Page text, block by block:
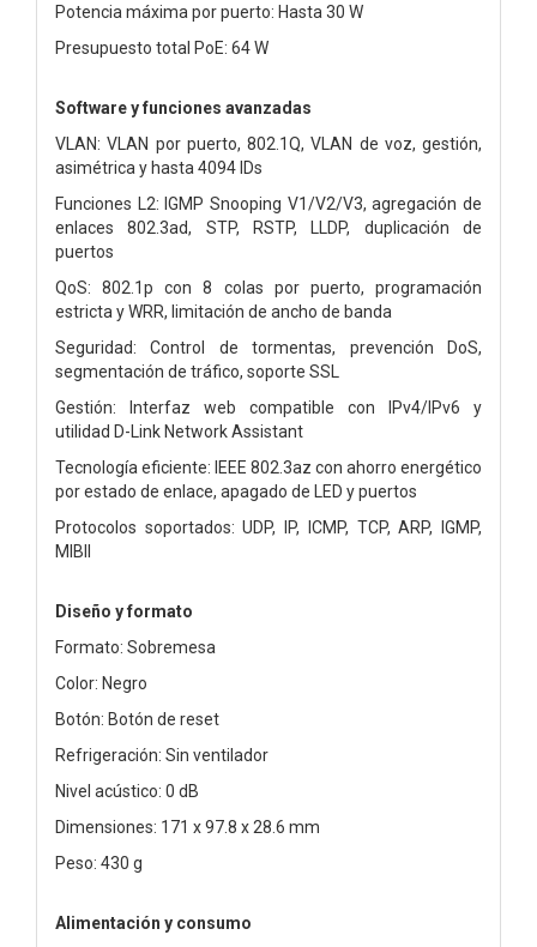
Potencia máxima por puerto: Hasta 30 W
Presupuesto total PoE: 64 W
Software y funciones avanzadas
VLAN: VLAN por puerto, 802.1Q, VLAN de voz, gestión,
asimétrica y hasta 4094 IDs
Funciones L2: IGMP Snooping V1/V2/V3, agregación de
enlaces 802.3ad, STP, RSTP, LLDP, duplicación de
puertos
QoS: 802.1p con 8 colas por puerto, programación
estricta y WRR, limitación de ancho de banda
Seguridad: Control de tormentas, prevención DoS,
segmentación de tráfico, soporte SSL
Gestión: Interfaz web compatible con IPv4/IPv6 y
utilidad D-Link Network Assistant
Tecnología eficiente: IEEE 802.3az con ahorro energético
por estado de enlace, apagado de LED y puertos
Protocolos soportados: UDP, IP, ICMP, TCP, ARP, IGMP,
MIBII
Diseño y formato
Formato: Sobremesa
Color: Negro
Botón: Botón de reset
Refrigeración: Sin ventilador
Nivel acústico: 0 dB
Dimensiones: 171 x 97.8 x 28.6 mm
Peso: 430 g
Alimentación y consumo